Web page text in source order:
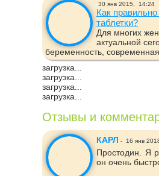
30 янв 2015, 14:24
Как
таблетки?
Для многих
актуальной
беременность,
загрузка...
загрузка...
загрузка...
загрузка...
Отзывы и
КАРЛ - 16 янв
Простодин. Я
он очень